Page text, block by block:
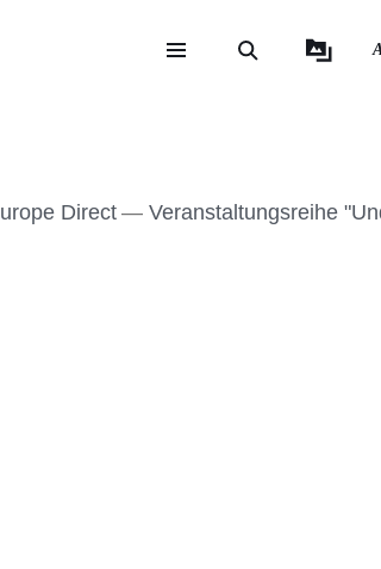
Direct
Veranstaltungsreihe